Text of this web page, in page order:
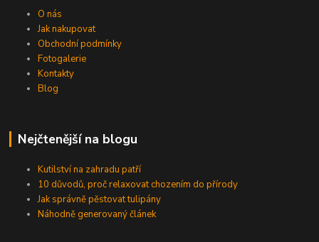
O nás
Jak nakupovat
Obchodní podmínky
Fotogalerie
Kontakty
Blog
Nejčtenější na blogu
Kutilství na zahradu patří
10 důvodů, proč relaxovat chozením do přírody
Jak správně pěstovat tulipány
Náhodně generovaný článek